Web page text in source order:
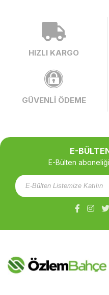
HIZLI KARGO
GÜVENLİ ÖDEME
E-
E-Bülten aboneliği